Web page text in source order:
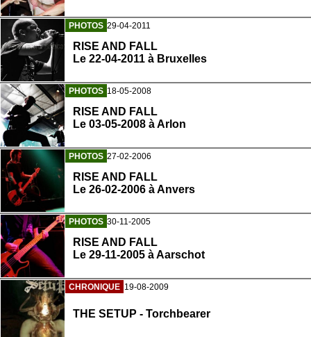
PHOTOS 29-04-2011
RISE AND FALL
Le 22-04-2011 à Bruxelles
PHOTOS 18-05-2008
RISE AND FALL
Le 03-05-2008 à Arlon
PHOTOS 27-02-2006
RISE AND FALL
Le 26-02-2006 à Anvers
PHOTOS 30-11-2005
RISE AND FALL
Le 29-11-2005 à Aarschot
CHRONIQUE 19-08-2009
THE SETUP - Torchbearer